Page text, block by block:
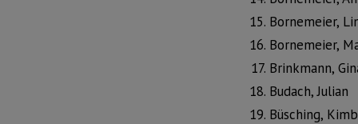
Bornemeier,
Bornemeier,
Brinkmann,
Budach, Julian
Büsching,